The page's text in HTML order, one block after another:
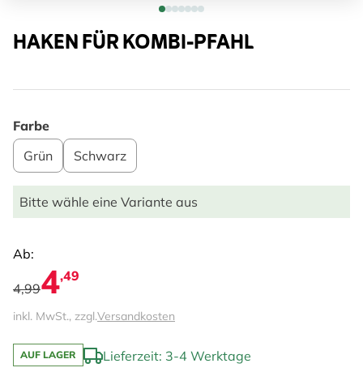
HAKEN FÜR KOMBI-PFAHL
Farbe
Grün
Schwarz
Bitte wähle eine Variante aus
Ab:
4,994,49
inkl. MwSt., zzgl.Versandkosten
AUF LAGER Lieferzeit: 3-4 Werktage